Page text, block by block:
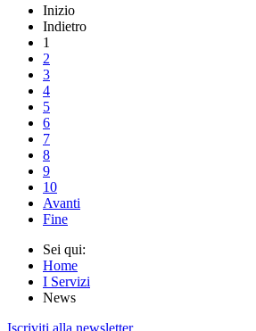
Inizio
Indietro
1
2
3
4
5
6
7
8
9
10
Avanti
Fine
Sei qui:
Home
I Servizi
News
Iscriviti alla newsletter